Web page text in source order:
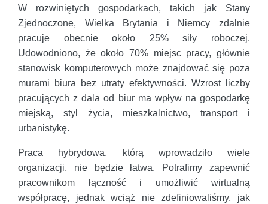
W rozwiniętych gospodarkach, takich jak Stany
Zjednoczone, Wielka Brytania i Niemcy zdalnie
pracuje obecnie około 25% siły roboczej.
Udowodniono, że około 70% miejsc pracy, głównie
stanowisk komputerowych może znajdować się poza
murami biura bez utraty efektywności. Wzrost liczby
pracujących z dala od biur ma wpływ na gospodarkę
miejską, styl życia, mieszkalnictwo, transport i
urbanistykę.
Praca hybrydowa, którą wprowadziło wiele
organizacji, nie będzie łatwa. Potrafimy zapewnić
pracownikom łączność i umożliwić wirtualną
współpracę, jednak wciąż nie zdefiniowaliśmy, jak